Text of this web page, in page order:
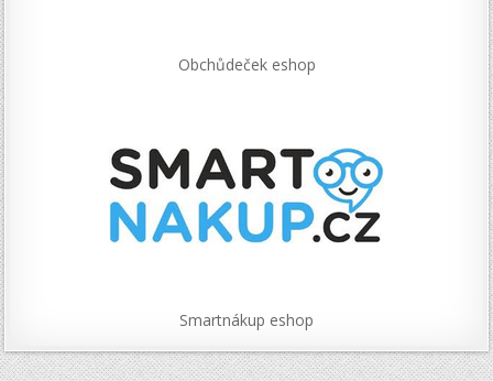
Obchůdeček eshop
Smartnákup eshop